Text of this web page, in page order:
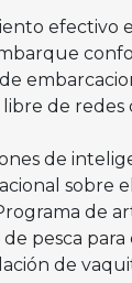
efectivo
de
de
sobre
de
pesca
de